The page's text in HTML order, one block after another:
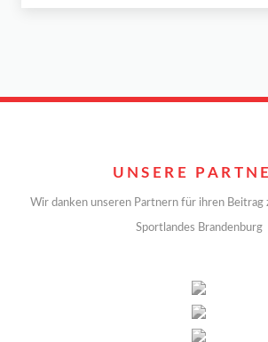
UNSERE
Wir danken unseren Partnern für ihren Beitrag
Sportlandes Brandenburg